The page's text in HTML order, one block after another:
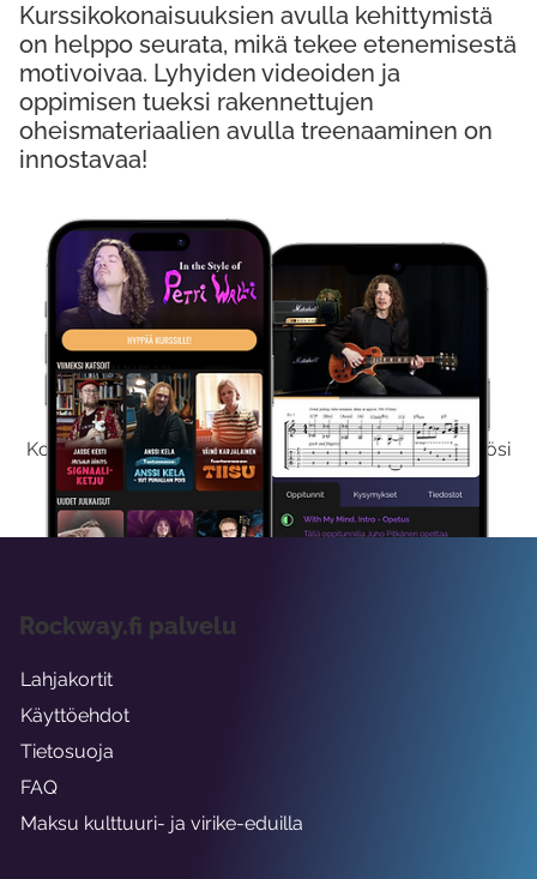
Kokeile Ilmaiseksi
Kokeilemalla ilmaiseksi saat koko sisältömme käyttöösi
viikon ajaksi.
Kurssikokonaisuuksien avulla kehittymistä
on helppo seurata, mikä tekee etenemisestä
motivoivaa. Lyhyiden videoiden ja
oppimisen tueksi rakennettujen
oheismateriaalien avulla treenaaminen on
innostavaa!
Rockway.fi palvelu
Lahjakortit
Käyttöehdot
Tietosuoja
FAQ
Maksu kulttuuri- ja virike-eduilla